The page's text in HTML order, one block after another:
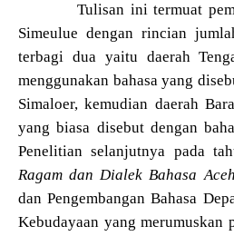
Tulisan ini termuat
Simeulue dengan rincian
terbagi dua yaitu daerah
menggunakan bahasa yang
Simaloer, kemudian daerah
yang biasa disebut dengan
Penelitian selanjutnya pada
Ragam dan Dialek Bahasa Aceh
dan Pengembangan Bahasa
Kebudayaan yang merumuskan